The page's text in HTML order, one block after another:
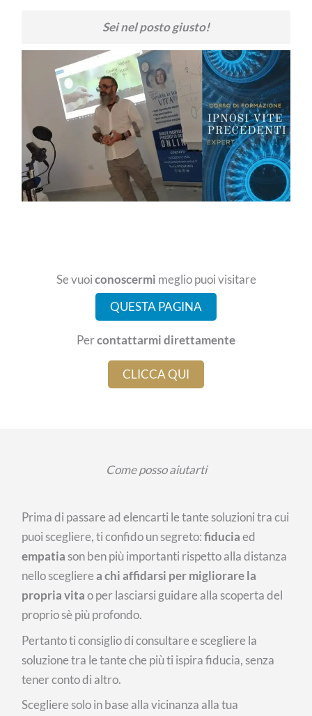
Sei nel posto giusto!
Se vuoiconoscermi meglio puoi visitare
QUESTA PAGINA
Percontattarmi direttamente
CLICCA QUI
Come posso aiutarti
Prima di passare ad elencarti le tante soluzioni tra cui
puoi scegliere, ti confido un segreto:fiduciaed
empatiason ben più importanti rispetto alla distanza
nello sceglierea chi affidarsi per migliorare la
propria vitao per lasciarsi guidare alla scoperta del
proprio sè più profondo.
Pertanto ti consiglio di consultare e scegliere la
soluzione tra le tante che più ti ispira fiducia, senza
tener conto di altro.
Scegliere solo in base alla vicinanza alla tua